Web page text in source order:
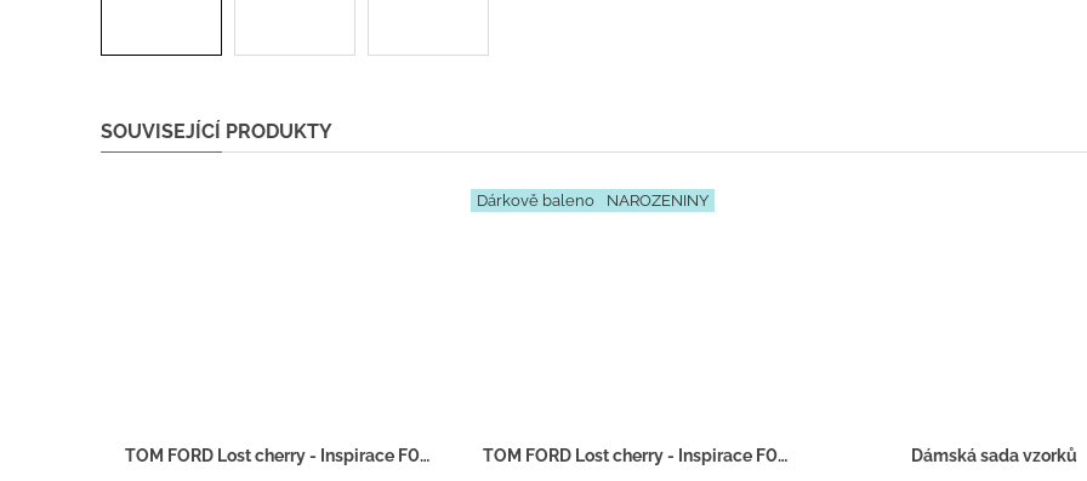
SOUVISEJÍCÍ PRODUKTY
TOM FORD Lost cherry - Inspirace F008 - tester 2ml
Dárkově baleno NAROZENINY
TOM FORD Lost cherry - Inspirace F008 - Dárkový balíček
Dámská sada vzorků